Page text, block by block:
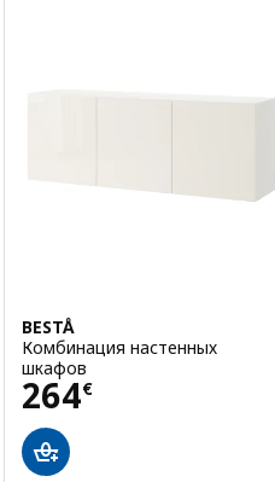
BESTÅ
Комбинация настенных
шкафов
264€
Цена 264€